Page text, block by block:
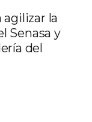
agilizar la
Senasa y
del